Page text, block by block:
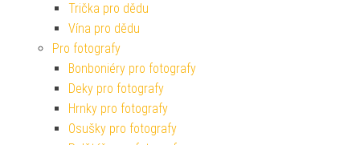
Trička pro dědu
Vína pro dědu
Pro fotografy
Bonboniéry pro fotografy
Deky pro fotografy
Hrnky pro fotografy
Osušky pro fotografy